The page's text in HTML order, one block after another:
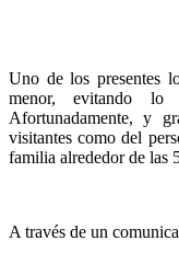
Uno de los presentes
menor, evitando lo
Afortunadamente, y
visitantes como del
familia alrededor de las
A través de un